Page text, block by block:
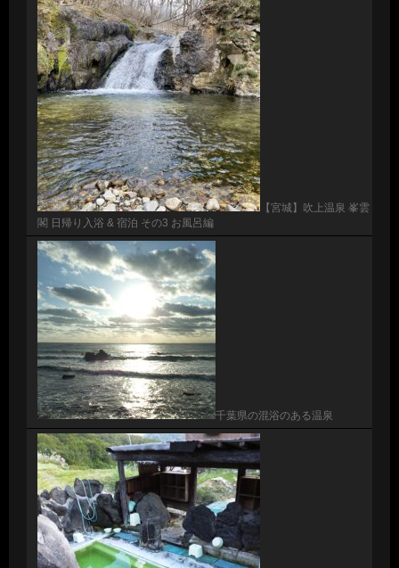
【宮城】吹上温泉 峯雲
閣 日帰り入浴 & 宿泊 その3 お風呂編
千葉県の混浴のある温泉